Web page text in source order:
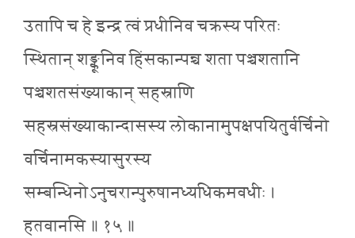
उतापि च हे इन्द्र त्वं प्रधीनिव चक्रस्य परितः
स्थितान् शङ्कूनिव हिंसकान्पन्च शता पञ्चशतानि
पञ्चशतसंख्याकान् सहस्राणि
सहस्रसंख्याकान्दासस्य लोकानामुपक्षपयितुर्वर्चिनो
वर्चिनामकस्यासुरस्य
सम्बन्धिनोऽनुचरान्पुरुषानध्यधिकमवधीः ।
हतवानसि ॥ १५ ॥